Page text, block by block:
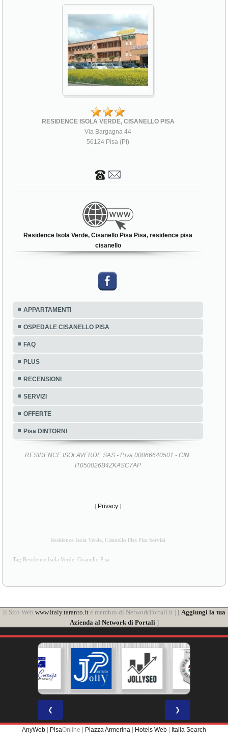
RESIDENCE ISOLA VERDE, CISANELLO PISA
Via Bargagna 44
56124 Pisa (PI)
Residence Isola Verde, Cisanello Pisa Pisa, residence pisa
cisanello
APPARTAMENTI
OSPEDALE CISANELLO PISA
FAQ
PLUS
RECENSIONI
SERVIZI
OFFERTE
Pisa DINTORNI
RESIDENCE ISOLAVERDE SAS - P.iva 00866640501 - CIN:
IT050026B4ZKASC7AP
[ Privacy ]
Residence Isola Verde, Cisanello Pisa Pisa Servizi
Tag Residence Isola Verde, Cisanello Pisa
il Sito Web www.italy.taranto.itè membro di NetworkPortali.it | [ Aggiungi la tua
Azienda al Network di Portali]
❮ ❯
AnyWeb PisaOnline | Piazza Armerina Hotels Web Italia Search